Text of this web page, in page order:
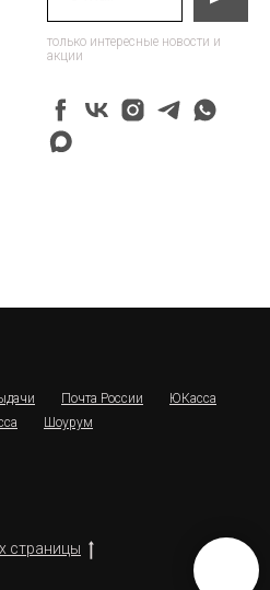
только интересные новости и
акции
Почта России
ЮКасса
Шоурум
страницы